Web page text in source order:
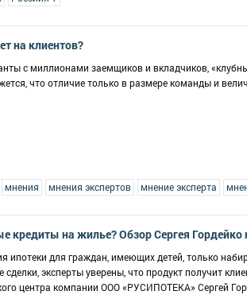
на клиентов?
с миллионами заемщиков и вкладчиков,
что отличие только в размере команды и
мнения мнения экспертов мнение эксперта
кредиты на жилье? Обзор Сергея Гордейко
ипотеки для граждан, имеющих детей, только
эксперты уверены, что продукт получит
центра компании ООО «РУСИПОТЕКА» Сергей